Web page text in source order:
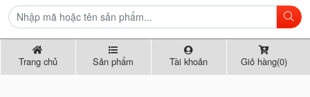
Trang chủ Sản phẩm Tài khoản Giỏ hàng(0)